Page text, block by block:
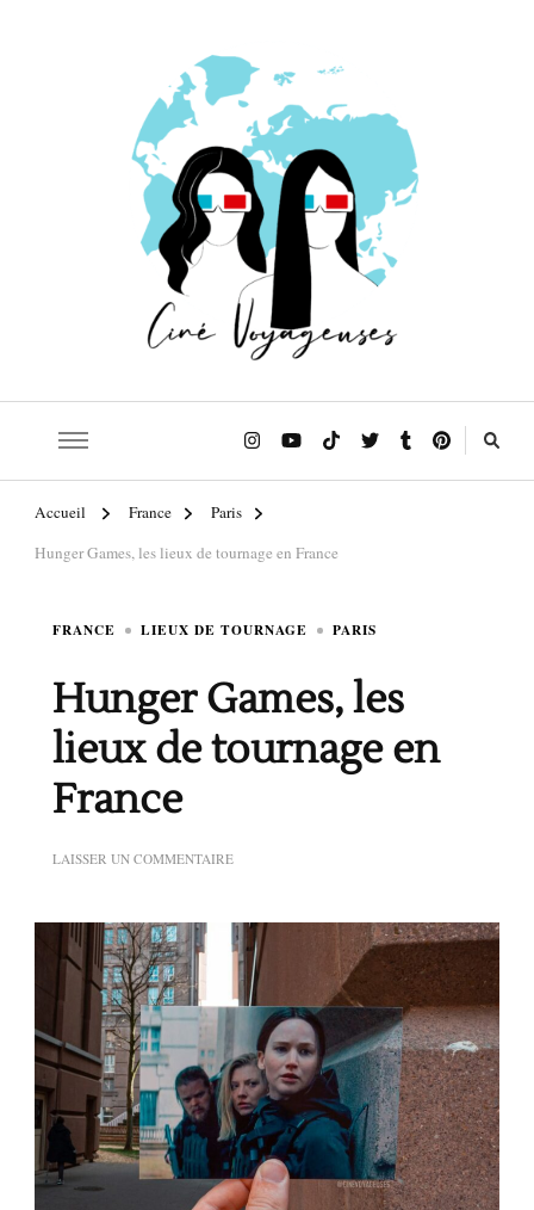
Accueil France
Paris
Hunger Games, les lieux de tournage en France
FRANCE LIEUX DE TOURNAGE PARIS
Hunger Games, les
lieux de tournage en
France
LAISSER UN COMMENTAIRESUR
LIEUX
DE
TOURNAGE
EN
FRANCE